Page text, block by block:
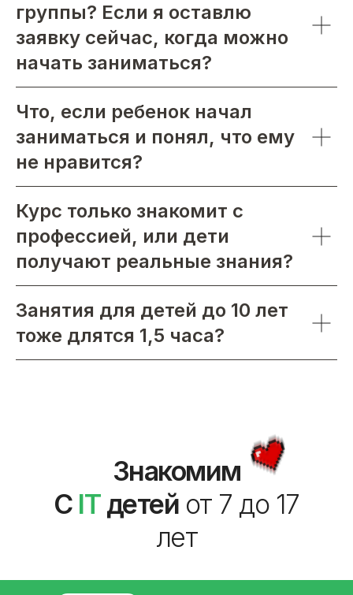
группы? Если я оставлю
заявку сейчас, когда можно
начать заниматься?
Что, если ребенок начал
заниматься и понял, что ему
не нравится?
Курс только знакомит с
профессией, или дети
получают реальные знания?
Занятия для детей до 10 лет
тоже длятся 1,5 часа?
Знакомим
С IT детей от 7 до 17
лет